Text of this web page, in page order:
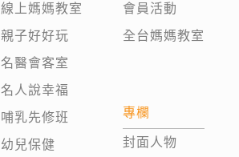
線上媽媽教室
親子好好玩
名醫會客室
名人說幸福
哺乳先修班
幼兒保健
會員活動
全台媽媽教室
專欄
封面人物